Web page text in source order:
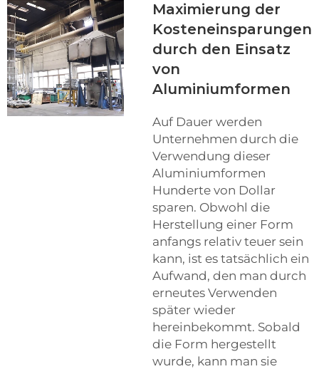
Maximierung der
Kosteneinsparungen
durch den Einsatz
von
Aluminiumformen
Auf Dauer werden
Unternehmen durch die
Verwendung dieser
Aluminiumformen
Hunderte von Dollar
sparen. Obwohl die
Herstellung einer Form
anfangs relativ teuer sein
kann, ist es tatsächlich ein
Aufwand, den man durch
erneutes Verwenden
später wieder
hereinbekommt. Sobald
die Form hergestellt
wurde, kann man sie